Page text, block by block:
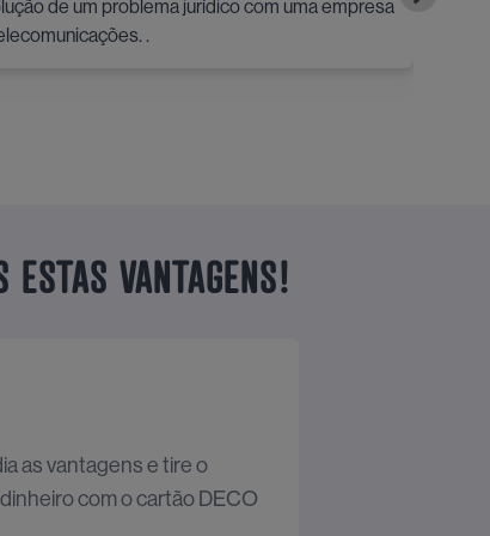
de um problema jurídico com uma empresa
.
ESTAS VANTAGENS!
as vantagens e tire o
com o cartão DECO